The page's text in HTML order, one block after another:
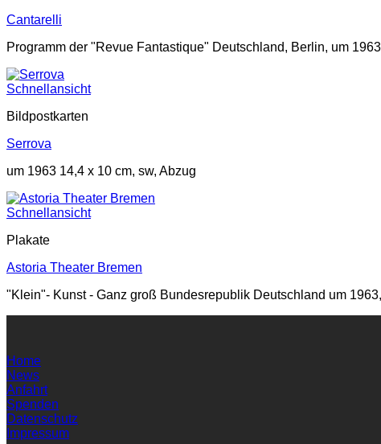
Cantarelli
Programm der "Revue Fantastique" Deutschland, Berlin, um
Schnellansicht
Bildpostkarten
Serrova
um 1963 14,4 x 10 cm, sw, Abzug
Schnellansicht
Plakate
Astoria Theater Bremen
"Klein"- Kunst - Ganz groß Bundesrepublik Deutschland um
Home
News
Anfahrt
Spenden
Datenschutz
Impressum